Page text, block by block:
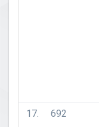
17. 692